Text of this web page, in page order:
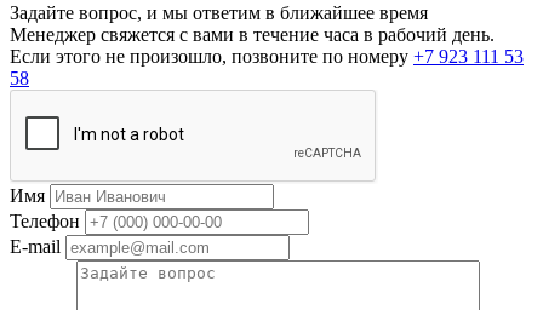
Задайте вопрос, и мы ответим в ближайшее время
Менеджер свяжется с вами в течение часа в рабочий день.
Если этого не произошло, позвоните по номеру +7 923 111 53
58
Имя
Телефон
E-mail